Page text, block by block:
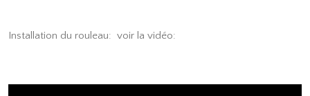
Installation du rouleau: voir la vidéo: